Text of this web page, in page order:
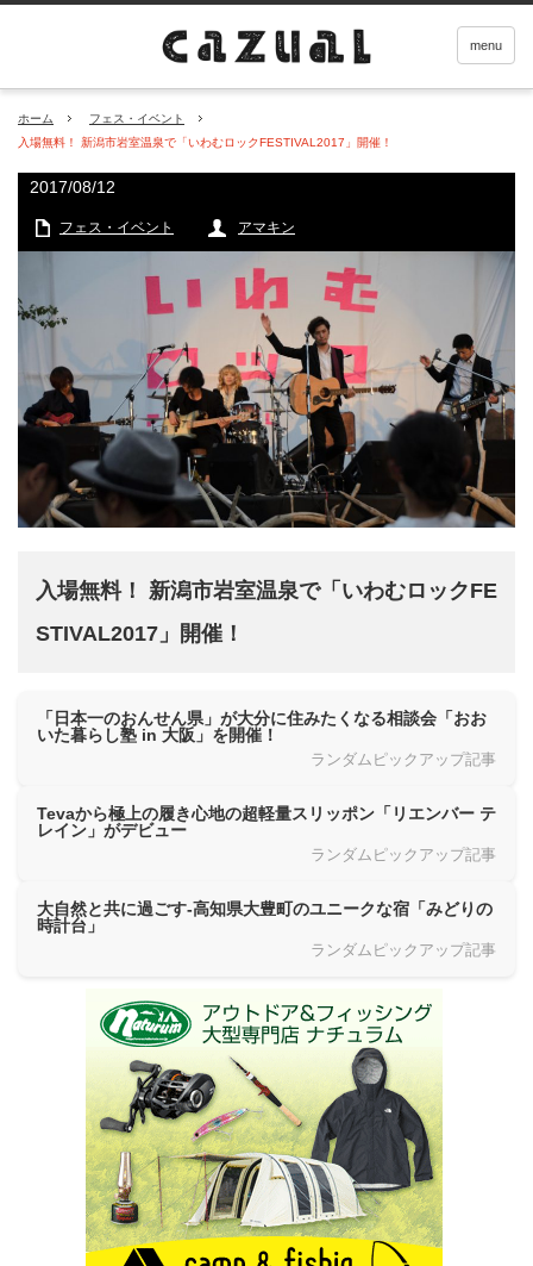
menu
ホーム
フェス・イベント
入場無料！ 新潟市岩室温泉で「いわむロックFESTIVAL2017」開催！
2017/08/12
フェス・イベント アマキン
入場無料！ 新潟市岩室温泉で「いわむロックFE
STIVAL2017」開催！
「日本一のおんせん県」が大分に住みたくなる相談会「おお
いた暮らし塾 in 大阪」を開催！
ランダムピックアップ記事
Tevaから極上の履き心地の超軽量スリッポン「リエンバー テ
レイン」がデビュー
ランダムピックアップ記事
大自然と共に過ごす-高知県大豊町のユニークな宿「みどりの
時計台」
ランダムピックアップ記事